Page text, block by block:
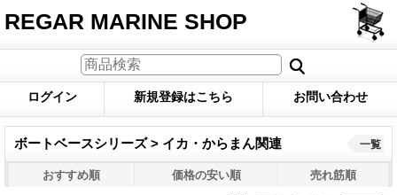
REGAR MARINE SHOP
ログイン 新規登録はこちら お問い合わせ
ボートベースシリーズ > イカ・からまん関連 一覧
おすすめ順 価格の安い順 売れ筋順